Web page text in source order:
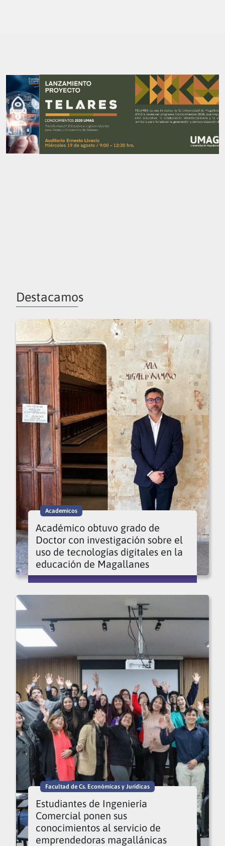
Destacamos
Academicos
Académico obtuvo grado de
Doctor con investigación sobre el
uso de tecnologías digitales en la
educación de Magallanes
Facultad de Cs. Económicas y Jurídicas
Estudiantes de Ingeniería
Comercial ponen sus
conocimientos al servicio de
emprendedoras magallánicas